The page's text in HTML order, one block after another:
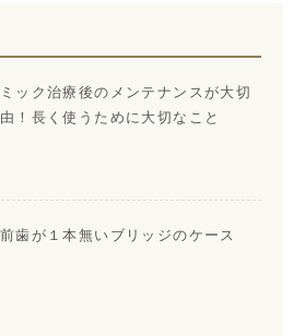
ック治療後のメンテナンスが大切
！長く使うために大切なこと
歯が１本無いブリッジのケース